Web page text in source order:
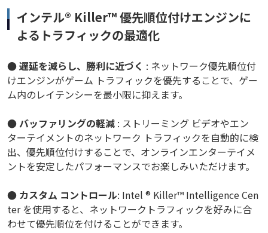
インテル® Killer™ 優先順位付けエンジンに
よるトラフィックの最適化
● 遅延を減らし、勝利に近づく : ネットワーク優先順位付
けエンジンがゲーム トラフィックを優先することで、ゲー
ム内のレイテンシーを最小限に抑えます。
● バッファリングの軽減 : ストリーミング ビデオやエン
ターテイメントのネットワーク トラフィックを自動的に検
出、優先順位付けすることで、オンラインエンターテイメ
ントを安定したパフォーマンスでお楽しみいただけます。
● カスタム コントロール: Intel ® Killer™ Intelligence Cen
ter を使用すると、ネットワークトラフィックを好みに合
わせて優先順位を付けることができます。